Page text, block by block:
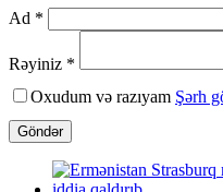
Ad *
Rəyiniz *
Oxudum və razıyam Şərh
Göndər